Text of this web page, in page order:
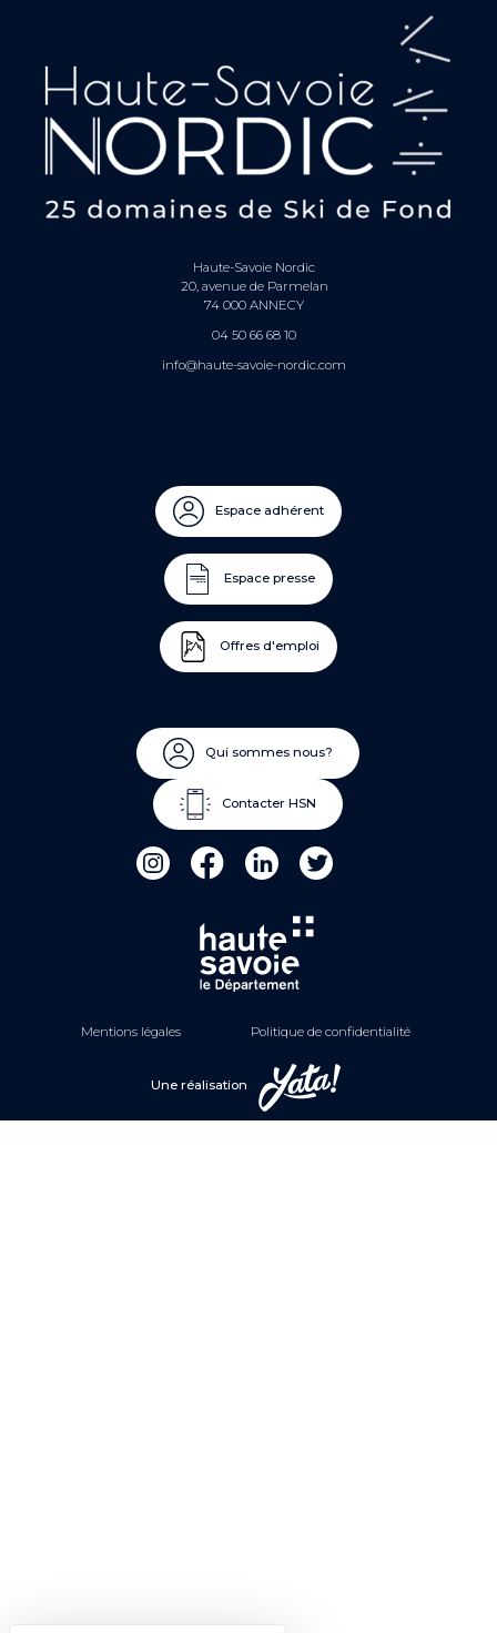
Haute-Savoie Nordic
20, avenue de Parmelan
74 000 ANNECY
04 50 66 68 10
info@haute-savoie-nordic.com
Espace adhérent
Espace presse
Offres d'emploi
Qui sommes nous?
Contacter HSN
Mentions légales Politique de confidentialité
Une réalisation